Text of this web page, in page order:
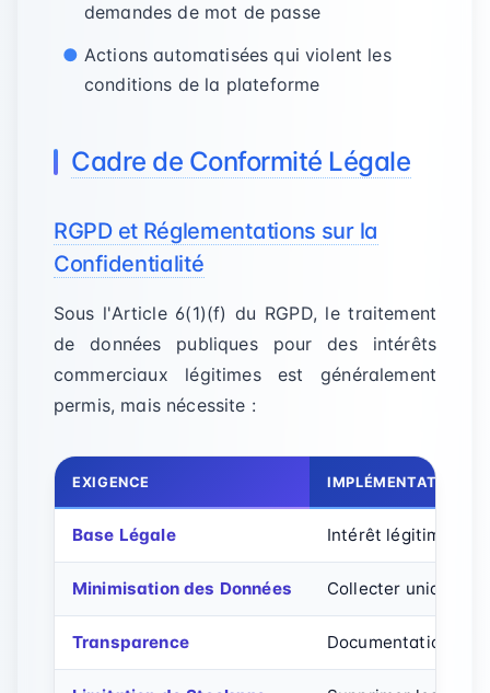
demandes de mot de passe
Actions automatisées qui violent les
conditions de la plateforme
Cadre de Conformité Légale
RGPD et Réglementations sur la
Confidentialité
Sous l'Article 6(1)(f) du RGPD, le traitement
de données publiques pour des intérêts
commerciaux légitimes est généralement
permis, mais nécessite :
EXIGENCE IMPLÉMENTATION
Base Légale Intérêt légitime
Minimisation des Données Collecter
Transparence Documentation